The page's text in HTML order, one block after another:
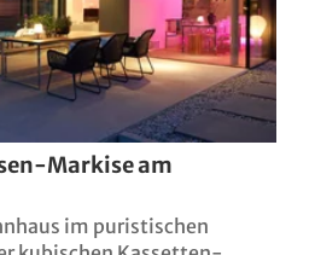
Markise am
im puristischen